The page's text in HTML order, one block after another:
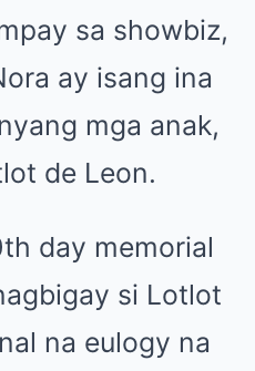
sa showbiz,
ay isang ina
mga anak,
de Leon.
day memorial
si Lotlot
na eulogy na